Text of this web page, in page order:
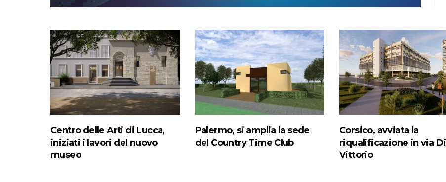
Centro delle Arti di Lucca,
iniziati i lavori del nuovo
museo
Palermo, si amplia la sede
del Country Time Club
Corsico, avviata la
riqualificazione in via Di
Vittorio